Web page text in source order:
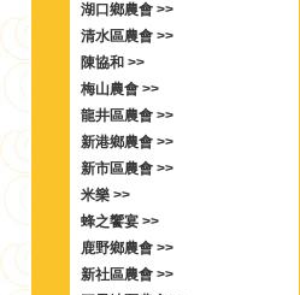
湖口鄉農會 >>
清水區農會 >>
陳協和 >>
梅山農會 >>
龍井區農會 >>
新港鄉農會 >>
新市區農會 >>
米樂 >>
蜂之饗宴 >>
鹿野鄉農會 >>
新社區農會 >>